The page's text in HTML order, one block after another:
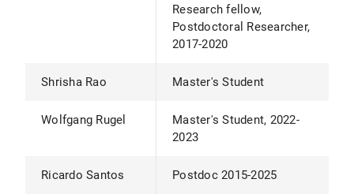
Research fellow,
Postdoctoral Researcher,
2017-2020
Shrisha Rao Master's Student
Wolfgang Rugel
Master's Student, 2022-
2023
Ricardo Santos Postdoc 2015-2025